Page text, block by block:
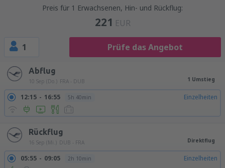
Preis für 1 Erwachsenen, Hin- und Rückflug:
221 EUR
1 Prüfe das Angebot
Abflug
10 Sep (Do.) FRA - DUB 1 Umstieg
12:15 16:55 5h 40min Einzelheiten
Rückflug
16 Sep (Mi.) DUB - FRA Direktflug
05:55 09:05 2h 10min Einzelheiten